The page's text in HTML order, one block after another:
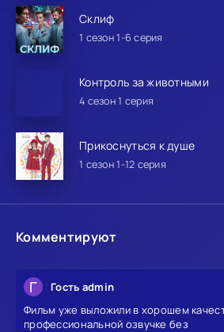
Склиф
1 сезон 1-6 серия
Контроль за животными
4 сезон 1 серия
Прикоснуться к душе
1 сезон 1-12 серия
Комментируют
Г Гость admin
Фильм уже выложили в хорошем
профессиональной озвучке без